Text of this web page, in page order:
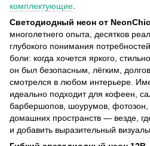
комплектующие
Светодиодный неон от NeonChic
многолетнего опыта, десятков
глубокого понимания
боли: когда хочется яркого,
он был безопасным, лёгким,
смотрелся в любом интерьере.
идеально подходит для кофеен,
барбершопов, шоурумов, фотозон,
домашних пространств — везде,
и добавить выразительный